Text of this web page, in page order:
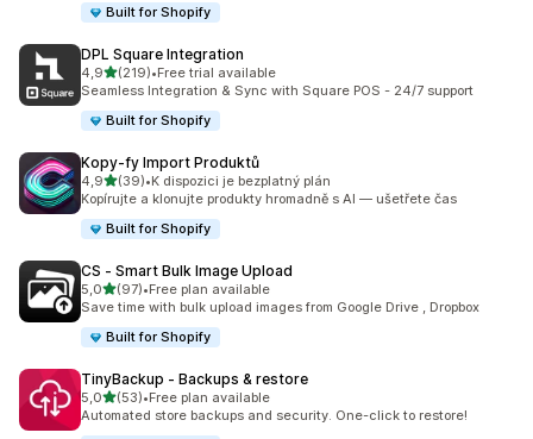
Built for Shopify
DPL Square Integration
4,9z 5 hvězd
(219)
Celkový počet recenzí: 219
•Free trial available
Seamless Integration & Sync with Square POS - 24/7 support
Built for Shopify
Kopy‑fy Import Produktů
4,9z 5 hvězd
(39)
Celkový počet recenzí: 39
•K dispozici je bezplatný plán
Kopírujte a klonujte produkty hromadně s AI — ušetřete čas
Built for Shopify
CS ‑ Smart Bulk Image Upload
5,0z 5 hvězd
(97)
Celkový počet recenzí: 97
•Free plan available
Save time with bulk upload images from Google Drive , Dropbox
Built for Shopify
TinyBackup ‑ Backups & restore
5,0z 5 hvězd
(53)
Celkový počet recenzí: 53
•Free plan available
Automated store backups and security. One-click to restore!